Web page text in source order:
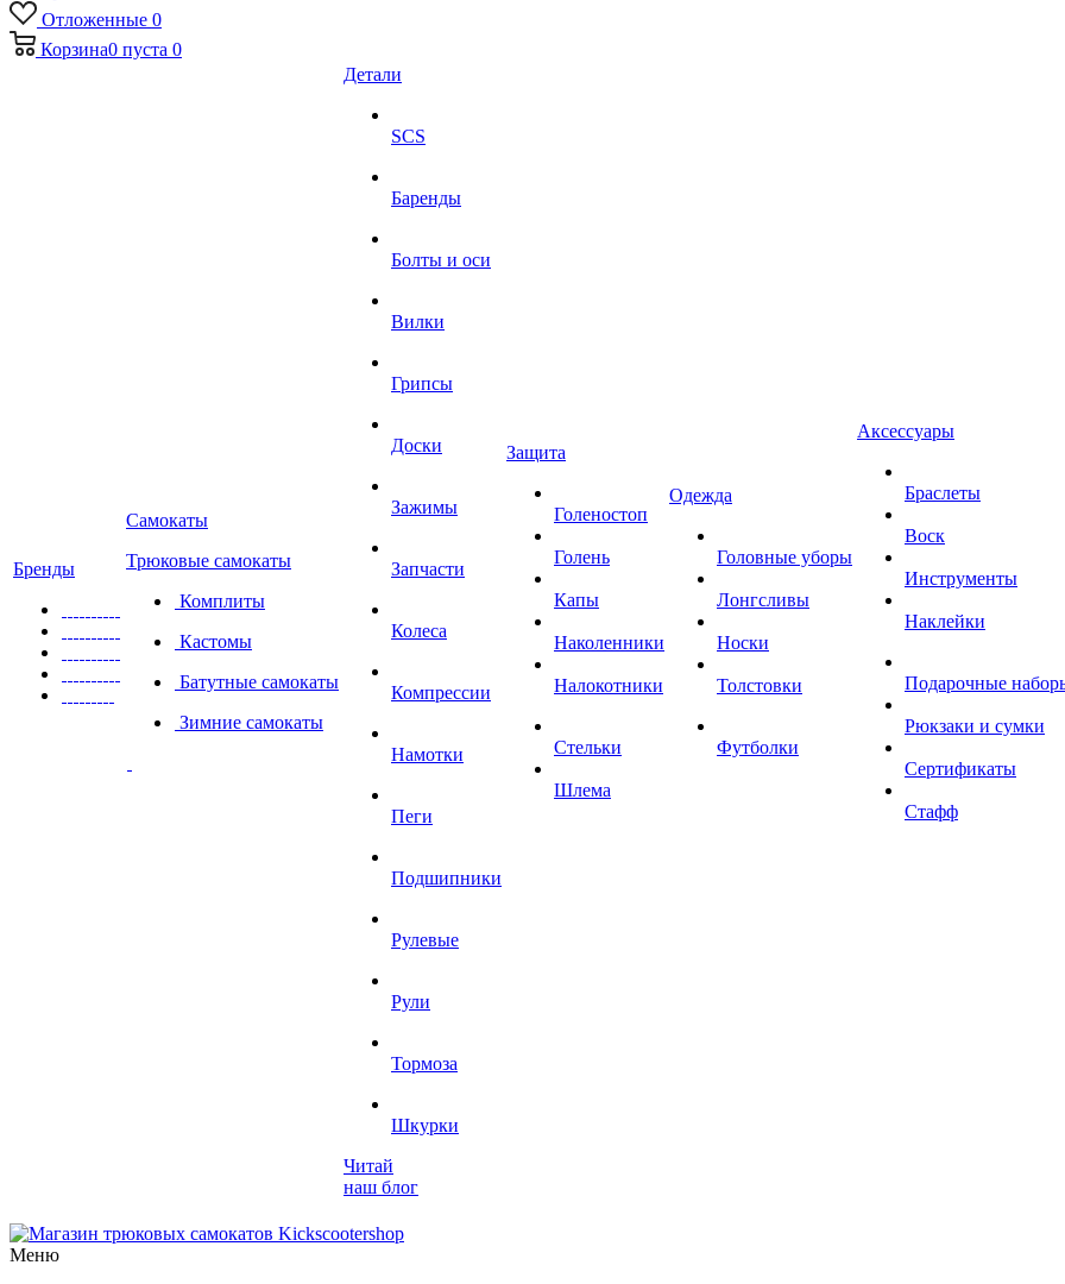
Отложенные 0
Корзина0 пуста 0
Бренды
Самокаты
Трюковые самокаты
Комплиты
Кастомы
Батутные самокаты
Зимние самокаты
Детали
SCS
Баренды
Болты и оси
Вилки
Грипсы
Доски
Зажимы
Запчасти
Колеса
Компрессии
Намотки
Пеги
Подшипники
Рулевые
Рули
Тормоза
Шкурки
Читай
наш блог
Защита
Голеностоп
Голень
Капы
Наколенники
Налокотники
Стельки
Шлема
Одежда
Головные уборы
Лонгсливы
Носки
Толстовки
Футболки
Аксессуары
Браслеты
Воск
Инструменты
Наклейки
Подарочные
Рюкзаки и сумки
Сертификаты
Стафф
Меню